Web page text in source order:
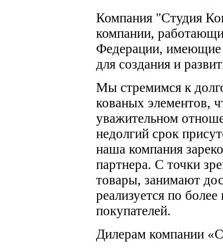
Компания "Студия
компании,
Федерации, имеющие
для создания и
Мы стремимся к
кованых элементов,
уважительном
недолгий срок
наша компания
партнера. С точки
товары, занимают
реализуется по
покупателей.
Дилерам компании